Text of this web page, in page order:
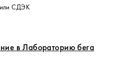
в Лабораторию бега
или СДЭК